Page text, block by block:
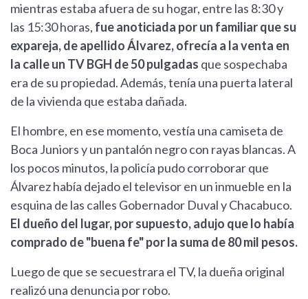
mientras estaba afuera de su hogar, entre las 8:30 y
las 15:30 horas, fue anoticiada por un familiar que su
expareja, de apellido Álvarez, ofrecía a la venta en
la calle un TV BGH de 50 pulgadas que sospechaba
era de su propiedad. Además, tenía una puerta lateral
de la vivienda que estaba dañada.
El hombre, en ese momento, vestía una camiseta de
Boca Juniors y un pantalón negro con rayas blancas. A
los pocos minutos, la policía pudo corroborar que
Álvarez había dejado el televisor en un inmueble en la
esquina de las calles Gobernador Duval y Chacabuco.
El dueño del lugar, por supuesto, adujo que lo había
comprado de "buena fe" por la suma de 80 mil pesos.
Luego de que se secuestrara el TV, la dueña original
realizó una denuncia por robo.